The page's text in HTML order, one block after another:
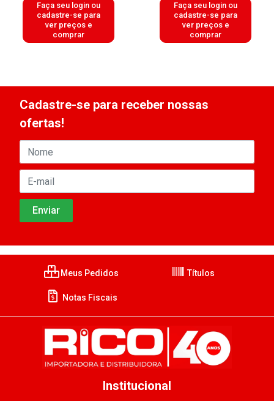
Faça seu login ou
cadastre-se para
ver preços e
comprar
Faça seu login ou
cadastre-se para
ver preços e
comprar
Cadastre-se para receber nossas
ofertas!
Meus Pedidos Títulos
Notas Fiscais
Institucional